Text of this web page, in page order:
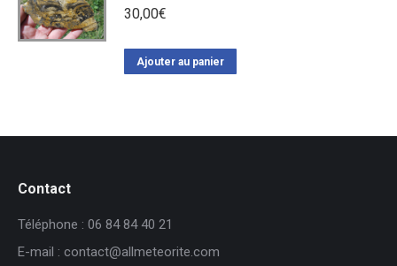
30,00€
Ajouter au panier
Contact
Téléphone : 06 84 84 40 21
E-mail : contact@allmeteorite.com